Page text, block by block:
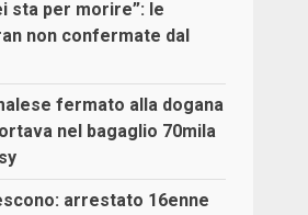
sta per morire”: le
non confermate dal
fermato alla dogana
nel bagaglio 70mila
arrestato 16enne